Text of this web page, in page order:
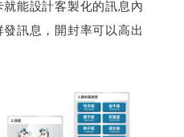
能設計客製化的訊息內
訊息，開封率可以高出